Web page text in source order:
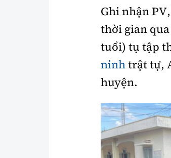
Chất lượng sống
Ghi nhận
thời gian
tuổi) tụ tập
ninhtrật tự,
huyện.